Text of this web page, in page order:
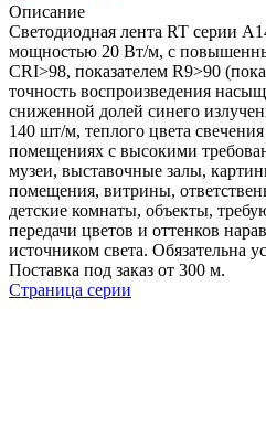
Описание
Светодиодная лента RT серии
мощностью 20 Вт/м, с
CRI>98, показателем R9>90
точность воспроизведения
сниженной долей синего
140 шт/м, теплого цвета
помещениях с высокими
музеи, выставочные залы,
помещения, витрины,
детские комнаты, объекты,
передачи цветов и оттенков
источником света. Обязательна
Поставка под заказ от 300 м.
Страница серии